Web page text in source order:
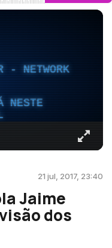
- NETWORK
NESTE
21 jul, 2017, 23:40
Jaime
dos